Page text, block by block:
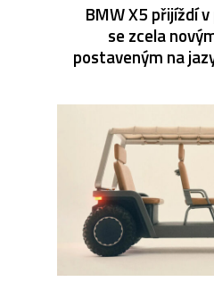
BMW X5 přijíždí
se zcela
postaveným na